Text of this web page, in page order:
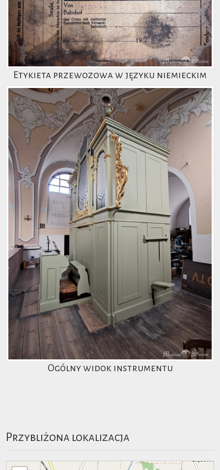
Etykieta przewozowa w języku niemieckim
Ogólny widok instrumentu
Przybliżona lokalizacja